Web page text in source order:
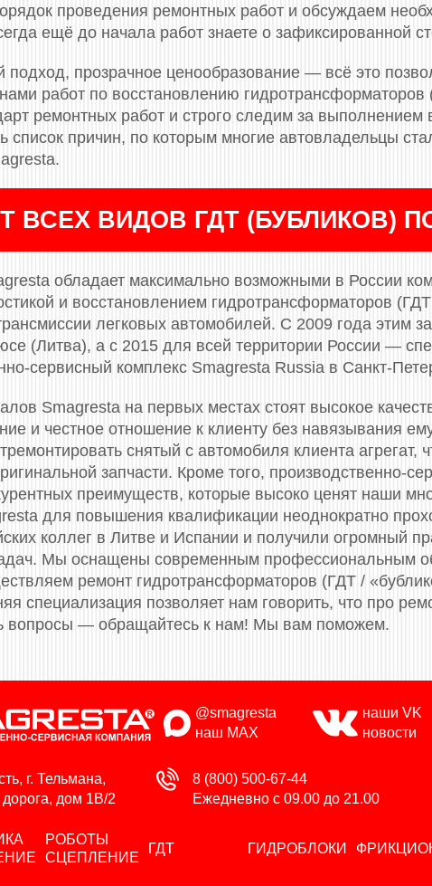
проведения ремонтных работ и обсуждаем
ещё до начала работ знаете о зафиксированной
подход, прозрачное ценообразование — всё это
работ по восстановлению
ремонтных работ и строго следим за выполнением
список причин, по которым многие автовладельцы
ВСЕХ ВИДОВ ГДТ (БУБЛИКОВ)
обладает максимально возможными в России
и восстановлением гидротрансформаторов
легковых автомобилей. С 2009 года этим
(Литва), а с 2015 для всей территории России —
сервисный комплекс Smagresta Russia в Санкт-
Smagresta на первых местах стоят высокое
и честное отношение к клиенту без навязывания
снятый с автомобиля клиента агрегат,
запчасти. Кроме того, производственно-
преимуществ, которые высоко ценят наши
для повышения квалификации неоднократно
коллег в Литве и Испании и получили огромный
Мы оснащены современным профессиональным
ремонт гидротрансформаторов (ГДТ /
специализация позволяет нам говорить, что про
вопросы — обращайтесь к нам! Мы вам поможем.
@smagresta
наш MAX
наши VK
новости
г. Тельмана,
дом 1В/2
8 (800) 500-67-44
Ежедневно с 09.00 до 21.00
РОБОТЫ
СЦЕПЛЕНИЕ
ГДТ ГИДРОБЛОКИ